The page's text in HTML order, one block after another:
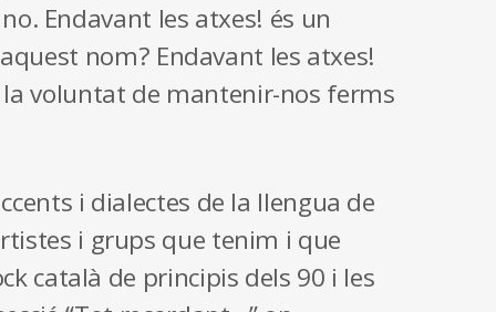
Endavant les atxes! és un
nom? Endavant les atxes!
voluntat de mantenir-nos ferms
i dialectes de la llengua de
i grups que tenim i que
català de principis dels 90 i les